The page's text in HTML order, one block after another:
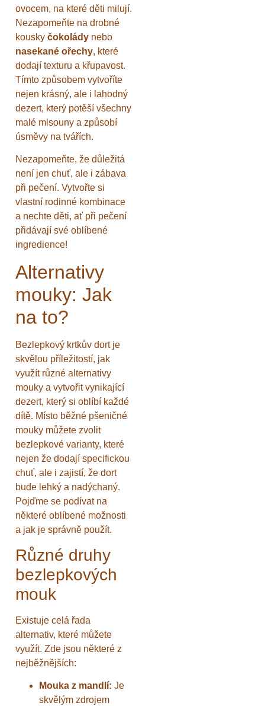
ovocem, na které děti milují.
Nezapomeňte na drobné
kousky čokolády nebo
nasekané ořechy, které
dodají texturu a křupavost.
Tímto způsobem vytvoříte
nejen krásný, ale i lahodný
dezert, který potěší všechny
malé mlsouny a způsobí
úsměvy na tvářích.
Nezapomeňte, že důležitá
není jen chuť, ale i zábava
při pečení. Vytvořte si
vlastní rodinné kombinace
a nechte děti, ať při pečení
přidávají své oblíbené
ingredience!
Alternativy
mouky: Jak
na to?
Bezlepkový krtkův dort je
skvělou příležitostí, jak
využít různé alternativy
mouky a vytvořit vynikající
dezert, který si oblíbí každé
dítě. Místo běžné pšeničné
mouky můžete zvolit
bezlepkové varianty, které
nejen že dodají specifickou
chuť, ale i zajistí, že dort
bude lehký a nadýchaný.
Pojďme se podívat na
některé oblíbené možnosti
a jak je správně použít.
Různé druhy
bezlepkových
mouk
Existuje celá řada
alternativ, které můžete
využít. Zde jsou některé z
nejběžnějších:
Mouka z mandlí: Je
skvělým zdrojem